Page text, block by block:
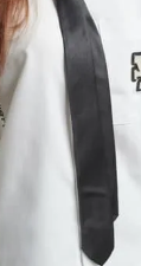
Vươn mình
VTV8
English